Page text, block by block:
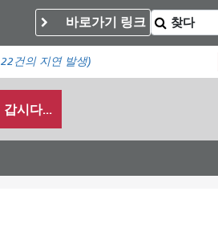
바로가기 링크
22건의 지연 발생)
갑시다...